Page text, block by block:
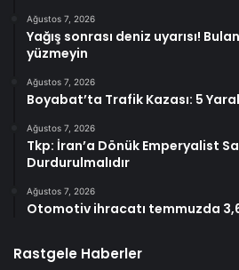
Ağustos 7, 2026
Yağış sonrası deniz uyarısı!
yüzmeyin
Ağustos 7, 2026
Boyabat’ta Trafik Kazası: 5
Ağustos 7, 2026
Tkp: İran’a Dönük Emperyalist
Durdurulmalıdır
Ağustos 7, 2026
Otomotiv ihracatı temmuzda
Rastgele Haberler